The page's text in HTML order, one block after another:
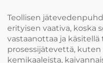
Teollisen
erityisen vaativa, koska
vastaanottaa ja
prosessijätevettä,
kemikaaleista,